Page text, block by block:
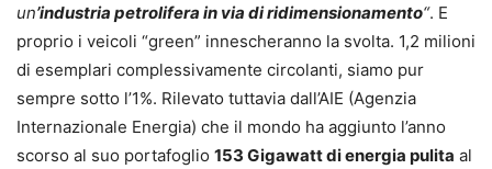
un’industria petrolifera in via di ridimensionamento“. E
proprio i veicoli “green” innescheranno la svolta. 1,2 milioni
di esemplari complessivamente circolanti, siamo pur
sempre sotto l’1%. Rilevato tuttavia dall’AIE (Agenzia
Internazionale Energia) che il mondo ha aggiunto l’anno
scorso al suo portafoglio 153 Gigawatt di energia pulita al